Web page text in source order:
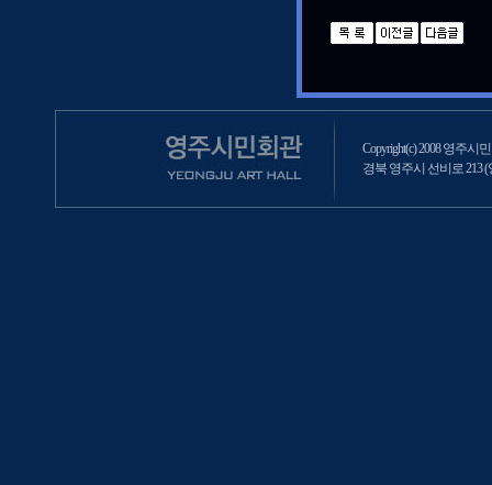
Copyright(c) 2008 영주시
경북 영주시 선비로 213 (